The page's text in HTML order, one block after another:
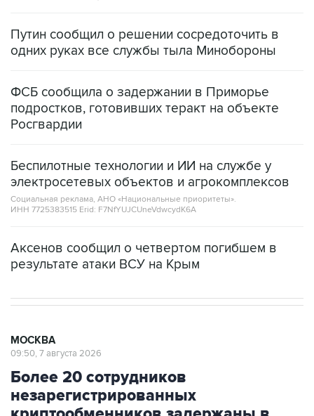
Путин сообщил о решении сосредоточить в
одних руках все службы тыла Минобороны
ФСБ сообщила о задержании в Приморье
подростков, готовивших теракт на объекте
Росгвардии
Беспилотные технологии и ИИ на службе у
электросетевых объектов и агрокомплексов
Социальная реклама, АНО «Национальные приоритеты».
ИНН 7725383515 Erid: F7NfYUJCUneVdwcydK6A
Аксенов сообщил о четвертом погибшем в
результате атаки ВСУ на Крым
МОСКВА
09:50, 7 августа 2026
Более 20 сотрудников
незарегистрированных